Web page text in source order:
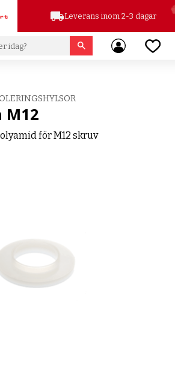
local_shippingLeverans inom 2-3 dagar
M12
för M12 skruv